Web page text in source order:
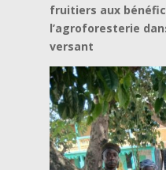
fruitiers aux
l’agroforesterie
versant